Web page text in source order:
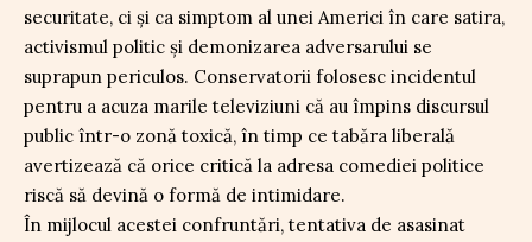
securitate, ci și ca simptom al unei Americi în care satira,
activismul politic și demonizarea adversarului se
suprapun periculos. Conservatorii folosesc incidentul
pentru a acuza marile televiziuni că au împins discursul
public într-o zonă toxică, în timp ce tabăra liberală
avertizează că orice critică la adresa comediei politice
riscă să devină o formă de intimidare.
În mijlocul acestei confruntări, tentativa de asasinat